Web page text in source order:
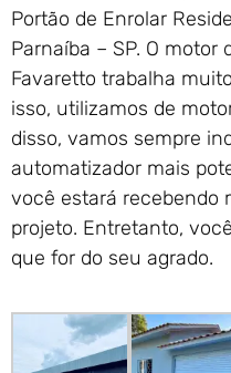
Portão de Enrolar
Parnaíba – SP. O motor
Favaretto trabalha
isso, utilizamos de
disso, vamos sempre
automatizador mais
você estará recebendo
projeto. Entretanto,
que for do seu agrado.